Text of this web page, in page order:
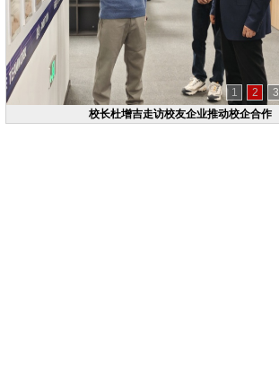
1 2 3
校长杜增吉走访校友企业推动校企合作